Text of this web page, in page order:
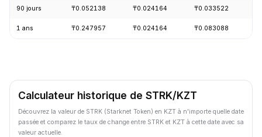
90 jours ₸0.052138 ₸0.024164 ₸0.033522
1 ans ₸0.247957 ₸0.024164 ₸0.083088
Calculateur historique de STRK/KZT
Découvrez la valeur de STRK (Starknet Token) en KZT à n'importe quelle date
passée et comparez le taux de change entre STRK et KZT à cette date avec sa
valeur actuelle.